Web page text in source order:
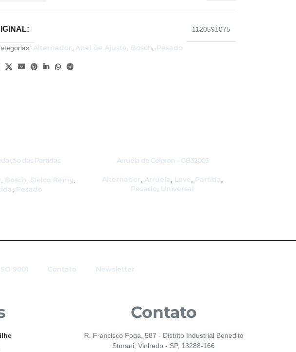
1120591075
Alternador Anel de Ajuste Bosch Pesado
das Partidas
Bosch Delco Remy
Pesado
Arruela de Celeron – GB32003
Alternador Arruela Leve Partida
Pesado Universal
ISO 9001 Contato Newsletter
Contato
R. Francisco Foga, 587 - Distrito Industrial Benedito
Storani, Vinhedo - SP, 13288-166